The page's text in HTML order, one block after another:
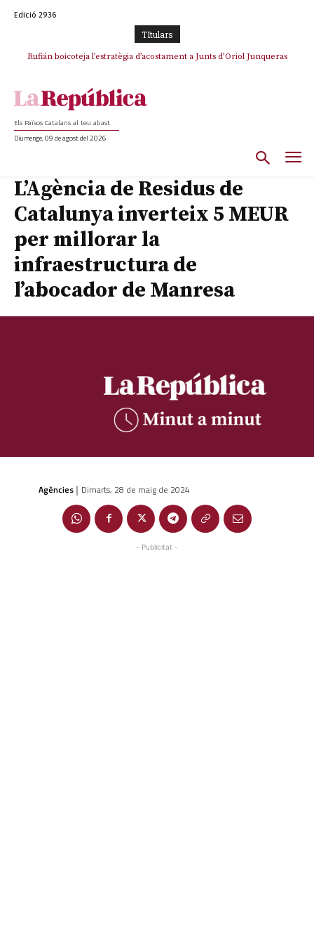
Edició 2936
TItulars
Rufián boicoteja l’estratègia d’acostament a Junts d’Oriol Junqueras
Rufián dinamita la unitat independentista amb un atac frontal al retorn
Els Països Catalans al teu abast
Diumenge, 09 de agost del 2026
L’Agència de Residus de
Catalunya inverteix 5 MEUR
per millorar la
infraestructura de
l’abocador de Manresa
Agències | Dimarts, 28 de maig de 2024
- Publicitat -